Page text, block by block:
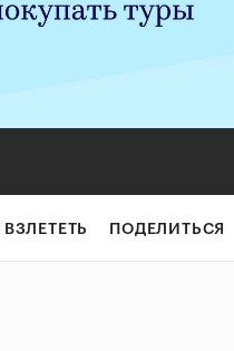
ВЗЛЕТЕТЬ ПОДЕЛИТЬСЯ